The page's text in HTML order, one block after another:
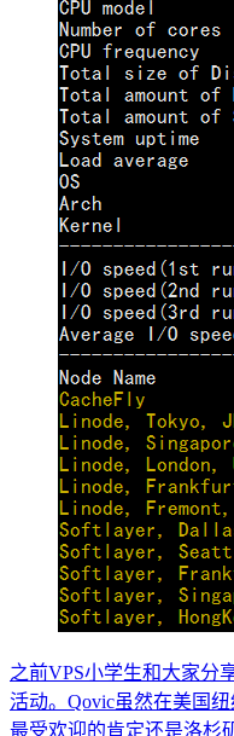
之前VPS小学生和大家分
活动。Qovic虽然在美国
最受欢迎的肯定还是洛杉